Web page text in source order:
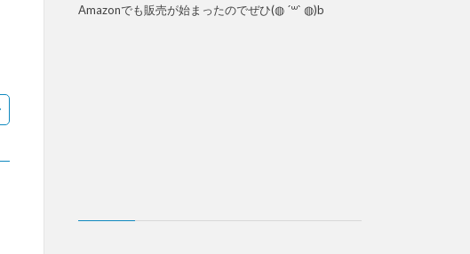
Amazonでも販売が始まったのでぜひ(◍ ´꒳` ◍)b